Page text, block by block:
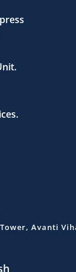
Avanti